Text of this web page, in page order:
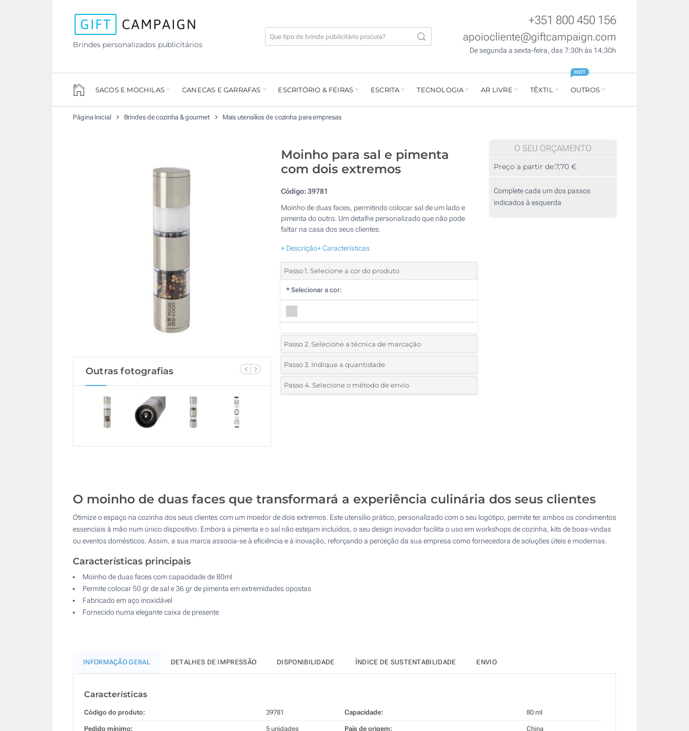
Brindes personalizados publicitários
+351 800 450 156
apoiocliente@giftcampaign.com
De segunda a sexta-feira, das 7:30h às 14:30h
SACOS E MOCHILAS CANECAS E GARRAFAS ESCRITÓRIO & FEIRAS ESCRITA TECNOLOGIA AR LIVRE TÊXTIL OUTROS
HOT
Página Inicial Brindes de cozinha & gourmet Mais utensílios de cozinha para empresas
Outras fotografias
Moinho para sal e pimenta
com dois extremos
Código:39781
Moinho de duas faces, permitindo colocar sal de um lado e
pimenta do outro. Um detalhe personalizado que não pode
faltar na casa dos seus clientes.
+ Descrição+ Características
Passo 1. Selecione a cor do produto
* Selecionar a cor:
Passo 2. Selecione a técnica de marcação
*Selecione o tipo de marcação e as cores do logotipo:
1 Cor (Num lado)
Sem impressão
Passo 3. Indique a quantidade
*Quantidade mínima:5
Outra : Atualizar
Passo 4. Selecione o método de envio
O SEU ORÇAMENTO
Preço a partir de:7,70 €
Complete cada um dos passos
indicados à esquerda
O moinho de duas faces que transformará a experiência culinária dos seus clientes
Otimize o espaço na cozinha dos seus clientes com um moedor de dois extremos. Este utensílio prático, personalizado com o seu logótipo, permite ter ambos os condimentos
essenciais à mão num único dispositivo. Embora a pimenta e o sal não estejam incluídos, o seu design inovador facilita o uso em workshops de cozinha, kits de boas-vindas
ou eventos domésticos. Assim, a sua marca associa-se à eficiência e à inovação, reforçando a perceção da sua empresa como fornecedora de soluções úteis e modernas.
Características principais
Moinho de duas faces com capacidade de 80ml
Permite colocar 50 gr de sal e 36 gr de pimenta em extremidades opostas
Fabricado em aço inoxidável
Fornecido numa elegante caixa de presente
INFORMAÇÃO GERAL DETALHES DE IMPRESSÃO DISPONIBILIDADE ÍNDICE DE SUSTENTABILIDADE ENVIO
Características
Código do produto: 39781
Pedido mínimo: 5 unidades
Capacidade: 80 ml
País de origem: China